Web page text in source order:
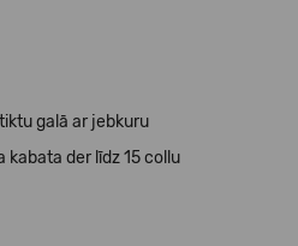
galā ar jebkuru
der līdz 15 collu